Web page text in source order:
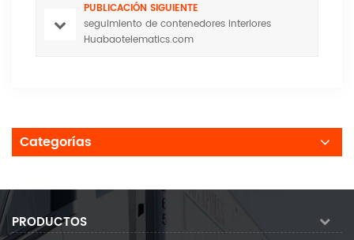
PUBLICACIÓN SIGUIENTE
seguimiento de contenedores interiores
Huabaotelematics.com
Categorías
PRODUCTOS